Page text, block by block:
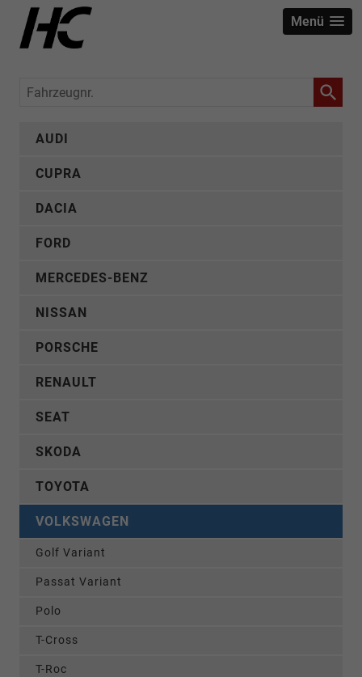
Menü
Fahrzeugnr.
AUDI
CUPRA
DACIA
FORD
MERCEDES-BENZ
NISSAN
PORSCHE
RENAULT
SEAT
SKODA
TOYOTA
VOLKSWAGEN
Golf Variant
Passat Variant
Polo
T-Cross
T-Roc